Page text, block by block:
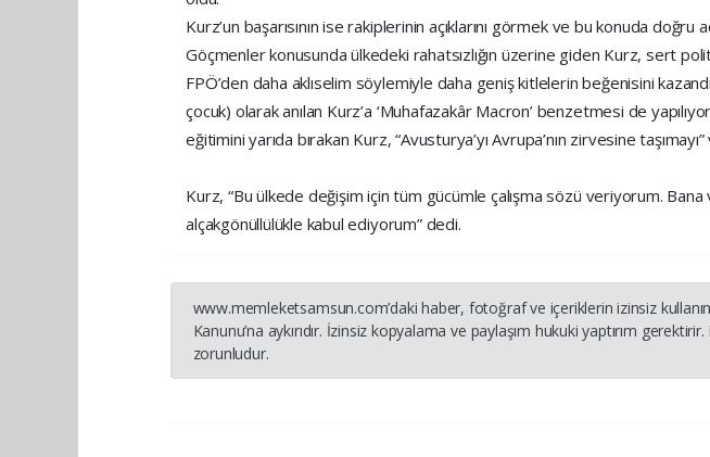
Kurz’un başarısının ise rakiplerinin açıklarını görmek ve bu konuda
Göçmenler konusunda ülkedeki rahatsızlığın üzerine giden Kurz, sert
FPÖ’den daha aklıselim söylemiyle daha geniş kitlelerin beğenisini
çocuk) olarak anılan Kurz’a ‘Muhafazakâr Macron’ benzetmesi de
eğitimini yarıda bırakan Kurz, “Avusturya’yı Avrupa’nın zirvesine
Kurz, “Bu ülkede değişim için tüm gücümle çalışma sözü veriyorum.
alçakgönüllülükle kabul ediyorum” dedi.
www.memleketsamsun.com’daki haber, fotoğraf ve içeriklerin izinsiz
Kanunu’na aykırıdır. İzinsiz kopyalama ve paylaşım hukuki yaptırım gerektirir.
zorunludur.